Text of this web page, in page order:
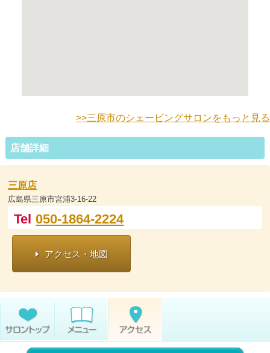
>>三原市のシェービングサロンをもっと見る
店舗詳細
三原店
広島県三原市宮浦3-16-22
Tel050-1864-2224
アクセス・地図